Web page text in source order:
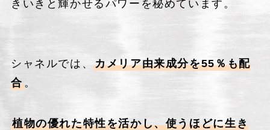
きいきと輝かせるパワーを秘めています。
シャネルでは、カメリア由来成分を55％も配
合。
植物の優れた特性を活かし、使うほどに生き